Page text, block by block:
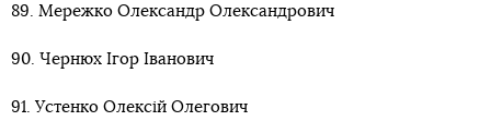
89. Мережко Олександр Олександрович
90. Чернюх Ігор Іванович
91. Устенко Олексій Олегович